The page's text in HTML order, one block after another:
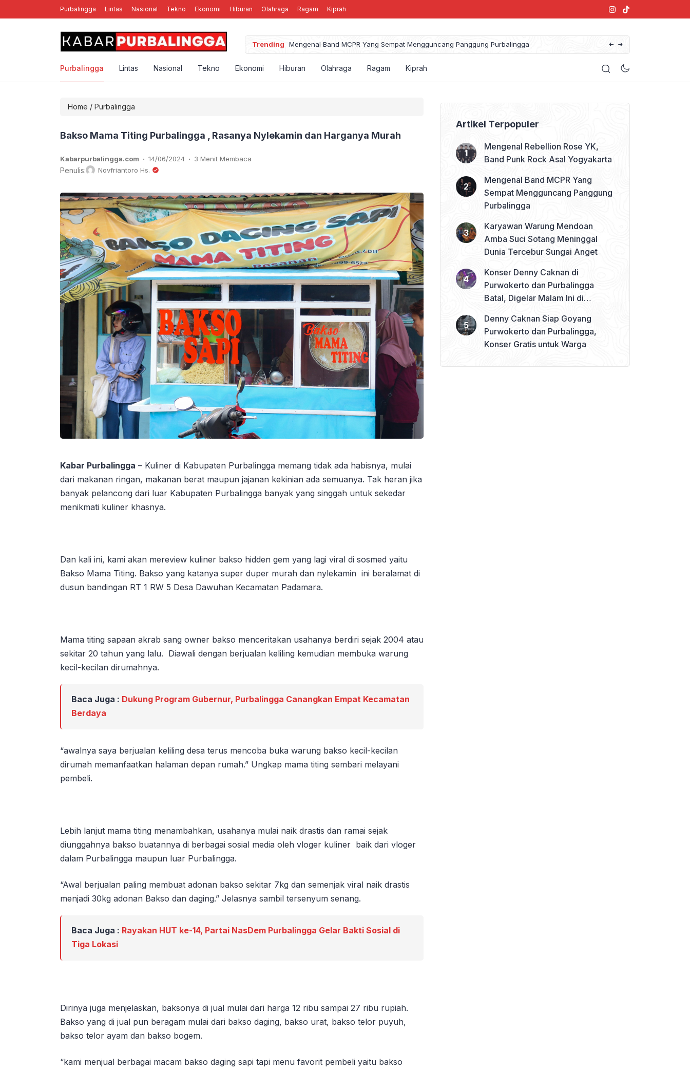
Purbalingga Lintas Nasional Tekno Ekonomi Hiburan Olahraga Ragam Kiprah
Trending
Rebellion Rose YK, Band Punk Rock Asal Yogyakarta Mengenal Band MCPR Yang Sempat Mengguncang Panggung Purbalingga
Purbalingga Lintas Nasional Tekno Ekonomi Hiburan Olahraga Ragam Kiprah
Home / Purbalingga
Bakso Mama Titing Purbalingga , Rasanya Nylekamin dan Harganya Murah
Kabarpurbalingga.com . 14/06/2024 . 3 Menit Membaca
Penulis: Novfriantoro Hs.
Kabar Purbalingga – Kuliner di Kabupaten Purbalingga memang tidak ada habisnya, mulai
dari makanan ringan, makanan berat maupun jajanan kekinian ada semuanya. Tak heran jika
banyak pelancong dari luar Kabupaten Purbalingga banyak yang singgah untuk sekedar
menikmati kuliner khasnya.
Dan kali ini, kami akan mereview kuliner bakso hidden gem yang lagi viral di sosmed yaitu
Bakso Mama Titing. Bakso yang katanya super duper murah dan nylekamin ini beralamat di
dusun bandingan RT 1 RW 5 Desa Dawuhan Kecamatan Padamara.
Mama titing sapaan akrab sang owner bakso menceritakan usahanya berdiri sejak 2004 atau
sekitar 20 tahun yang lalu. Diawali dengan berjualan keliling kemudian membuka warung
kecil-kecilan dirumahnya.
Baca Juga : Dukung Program Gubernur, Purbalingga Canangkan Empat Kecamatan
Berdaya
“awalnya saya berjualan keliling desa terus mencoba buka warung bakso kecil-kecilan
dirumah memanfaatkan halaman depan rumah.” Ungkap mama titing sembari melayani
pembeli.
Lebih lanjut mama titing menambahkan, usahanya mulai naik drastis dan ramai sejak
diunggahnya bakso buatannya di berbagai sosial media oleh vloger kuliner baik dari vloger
dalam Purbalingga maupun luar Purbalingga.
“Awal berjualan paling membuat adonan bakso sekitar 7kg dan semenjak viral naik drastis
menjadi 30kg adonan Bakso dan daging.” Jelasnya sambil tersenyum senang.
Baca Juga : Rayakan HUT ke-14, Partai NasDem Purbalingga Gelar Bakti Sosial di
Tiga Lokasi
Dirinya juga menjelaskan, baksonya di jual mulai dari harga 12 ribu sampai 27 ribu rupiah.
Bakso yang di jual pun beragam mulai dari bakso daging, bakso urat, bakso telor puyuh,
bakso telor ayam dan bakso bogem.
“kami menjual berbagai macam bakso daging sapi tapi menu favorit pembeli yaitu bakso
Artikel Terpopuler
Mengenal Rebellion Rose YK,
Band Punk Rock Asal Yogyakarta
Mengenal Band MCPR Yang
Sempat Mengguncang Panggung
Purbalingga
Karyawan Warung Mendoan
Amba Suci Sotang Meninggal
Dunia Tercebur Sungai Anget
Konser Denny Caknan di
Purwokerto dan Purbalingga
Batal, Digelar Malam Ini di
Denny Caknan Siap Goyang
Purwokerto dan Purbalingga,
Konser Gratis untuk Warga